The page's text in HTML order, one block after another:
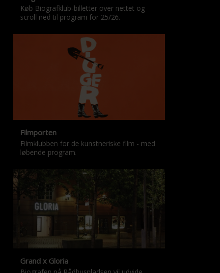
Køb Biografklub-billetter over nettet og
scroll ned til program for 25/26.
Filmporten
Filmklubben for de kunstneriske film - med
løbende program.
Grand x Gloria